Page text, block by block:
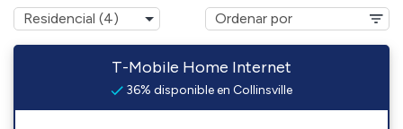
T-Mobile Home Internet
36% disponible en Collinsville